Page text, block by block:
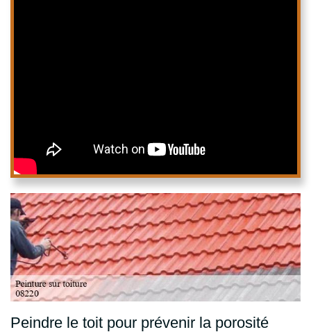
Peindre le toit pour prévenir la porosité